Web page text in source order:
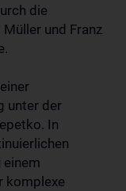
die
und Franz
unter der
In
komplexe